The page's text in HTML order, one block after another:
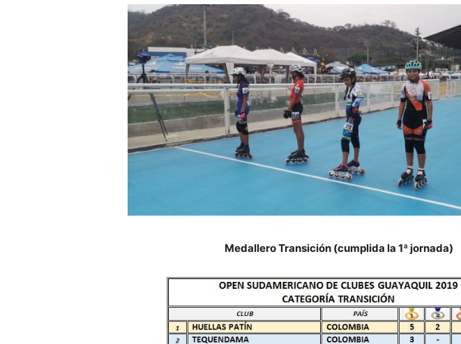
Medallero Transición (cumplida la 1ª jornada)